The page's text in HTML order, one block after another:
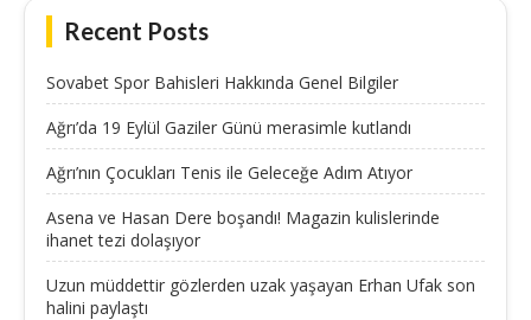
Recent Posts
Sovabet Spor Bahisleri Hakkında Genel Bilgiler
Ağrı’da 19 Eylül Gaziler Günü merasimle kutlandı
Ağrı’nın Çocukları Tenis ile Geleceğe Adım Atıyor
Asena ve Hasan Dere boşandı! Magazin kulislerinde
ihanet tezi dolaşıyor
Uzun müddettir gözlerden uzak yaşayan Erhan Ufak son
halini paylaştı